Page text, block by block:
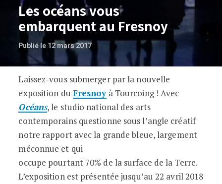
Les océans vous
embarquent au Fresnoy
Publié le 12 mars 2017
Les océans vous embarquent au
Laissez-vous submerger par la nouvelle
exposition du Fresnoyà Tourcoing ! Avec
Océans, le studio national des arts
contemporains questionne sous l’angle créatif
notre rapport avec la grande bleue, largement
méconnue et qui
occupe pourtant 70% de la surface de la Terre.
L’exposition est présentée jusqu’au 22 avril 2018